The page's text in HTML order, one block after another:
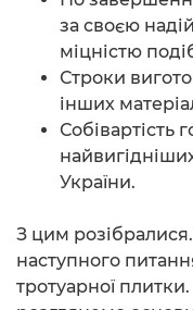
за своєю
міцністю
Строки
інших
Собівартість
України.
З цим
наступного
тротуарної